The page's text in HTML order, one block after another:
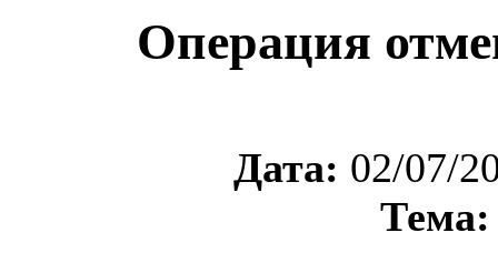
Операция
Дата: 02/07/
Тема: